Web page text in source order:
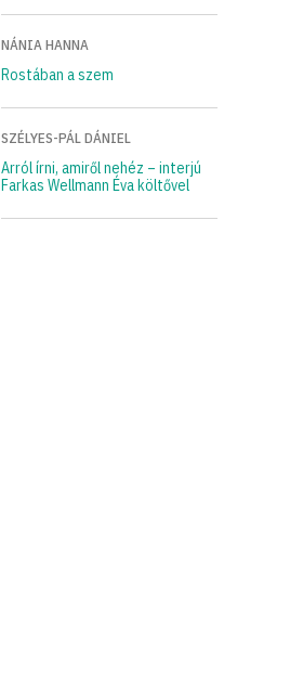
NÁNIA HANNA
Rostában a szem
SZÉLYES-PÁL DÁNIEL
Arról írni, amiről nehéz – interjú
Farkas Wellmann Éva költővel